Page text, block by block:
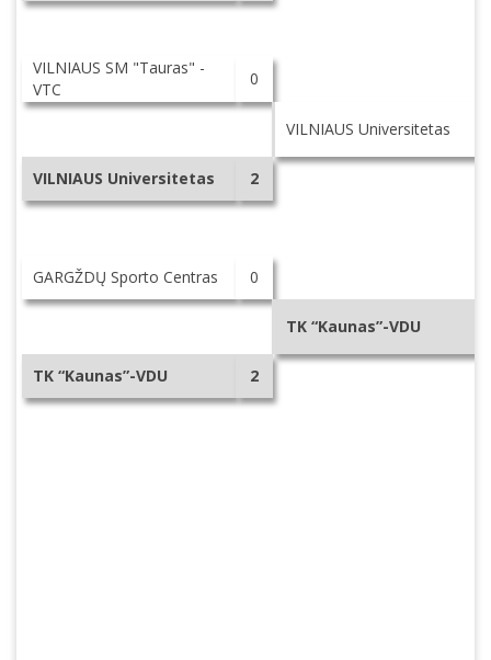
VILNIAUS SM "Tauras" -
VTC
0
VILNIAUS Universitetas
VILNIAUS Universitetas 2
GARGŽDŲ Sporto Centras 0
TK “Kaunas”-VDU
TK “Kaunas”-VDU 2